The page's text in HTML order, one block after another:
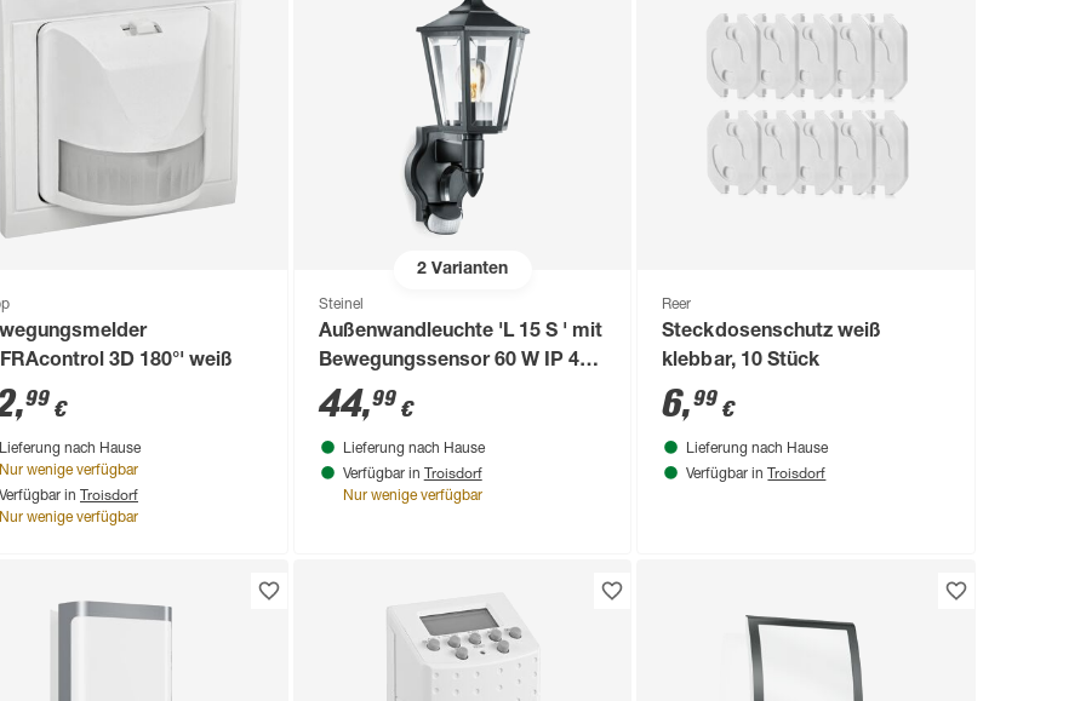
3D 180°' weiß
,99 €
Lieferung nach Hause
Nur wenige verfügbar
Verfügbar in Troisdorf
Nur wenige verfügbar
2 Varianten
Steinel
Außenwandleuchte 'L 15 S ' mit
Bewegungssensor 60 W IP 44
18,8 x 41 cm
44,99€
Lieferung nach Hause
Verfügbar in Troisdorf
Nur wenige verfügbar
Reer
Steckdosenschutz weiß
klebbar, 10 Stück
6,99 €
Lieferung nach Hause
Verfügbar in Troisdorf